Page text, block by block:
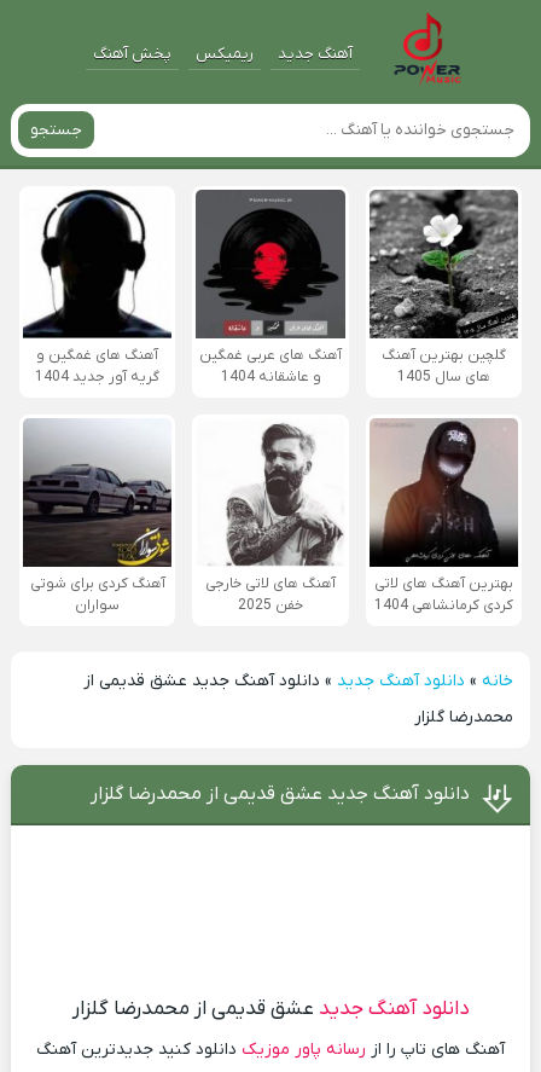
آهنگ جدید ریمیکس پخش آهنگ
جستجو
گلچین بهترین آهنگ
های سال 1405
آهنگ های عربی غمگین
و عاشقانه 1404
آهنگ های غمگین و
گریه آور جدید 1404
بهترین آهنگ های لاتی
کردی کرمانشاهی 1404
آهنگ های لاتی خارجی
خفن 2025
آهنگ کردی برای شوتی
سواران
خانه» دانلود آهنگ جدید » دانلود آهنگ جدید عشق قدیمی از
محمدرضا گلزار
دانلود آهنگ جدید عشق قدیمی از محمدرضا گلزار
دانلود آهنگ جدید عشق قدیمی از محمدرضا گلزار
آهنگ های تاپ را از رسانه پاور موزیک دانلود کنید جدیدترین آهنگ